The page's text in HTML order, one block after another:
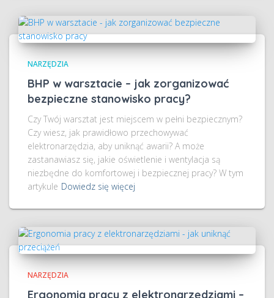
NARZĘDZIA
BHP w warsztacie – jak zorganizować
bezpieczne stanowisko pracy?
Czy Twój warsztat jest miejscem w pełni bezpiecznym?
Czy wiesz, jak prawidłowo przechowywać
elektronarzędzia, aby uniknąć awarii? A może
zastanawiasz się, jakie oświetlenie i wentylacja są
niezbędne do komfortowej i bezpiecznej pracy? W tym
artykule Dowiedz się więcej
NARZĘDZIA
Ergonomia pracy z elektronarzędziami –